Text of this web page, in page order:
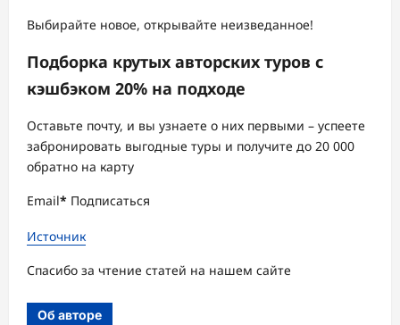
Выбирайте новое, открывайте неизведанное!
Подборка крутых авторских туров с
кэшбэком 20% на подходе
Оставьте почту, и вы узнаете о них первыми – успеете
забронировать выгодные туры и получите до 20 000
обратно на карту
Email* Подписаться
Источник
Спасибо за чтение статей на нашем сайте
Об авторе